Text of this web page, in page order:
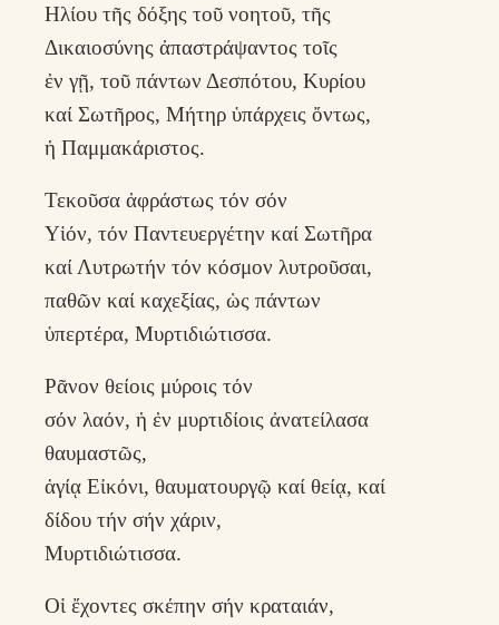
Ηλίου τῆς δόξης τοῦ νοητοῦ, τῆς
Δικαιοσύνης ἀπαστράψαντος τοῖς
ἐν γῇ, τοῦ πάντων Δεσπότου, Κυρίου
καί Σωτῆρος, Μήτηρ ὑπάρχεις ὄντως,
ἡ Παμμακάριστος.
Τεκοῦσα ἀφράστως τόν σόν
Υἱόν, τόν Παντευεργέτην καί Σωτῆρα
καί Λυτρωτήν τόν κόσμον λυτροῦσαι,
παθῶν καί καχεξίας, ὡς πάντων
ὑπερτέρα, Μυρτιδιώτισσα.
Ρᾶνον θείοις μύροις τόν
σόν λαόν, ἡ ἐν μυρτιδίοις ἀνατείλασα
θαυμαστῶς,
ἁγίᾳ Εἰκόνι, θαυματουργῷ καί θείᾳ, καί
δίδου τήν σήν χάριν,
Μυρτιδιώτισσα.
Οἱ ἔχοντες σκέπην σήν κραταιάν,